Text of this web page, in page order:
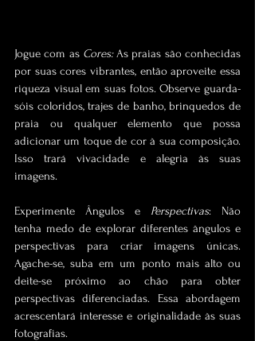
Jogue com as Cores: As praias são conhecidas
por suas cores vibrantes, então aproveite essa
riqueza visual em suas fotos. Observe guarda-
sóis coloridos, trajes de banho, brinquedos de
praia ou qualquer elemento que possa
adicionar um toque de cor à sua composição.
Isso trará vivacidade e alegria às suas
imagens.
Experimente Ângulos e Perspectivas: Não
tenha medo de explorar diferentes ângulos e
perspectivas para criar imagens únicas.
Agache-se, suba em um ponto mais alto ou
deite-se próximo ao chão para obter
perspectivas diferenciadas. Essa abordagem
acrescentará interesse e originalidade às suas
fotografias.